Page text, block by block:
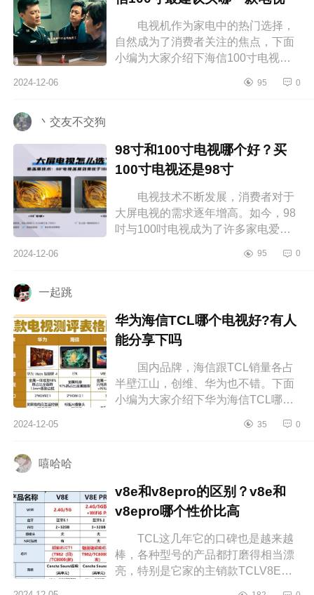
电视机作为家电中的热门选择，
自然成为了消费者关注的焦点，下面
小编为大家介绍下海信100寸电视哪
款电视 海信100寸电视哪个型号
2024-12-06 95 0
丶交友不交狗
98寸和100寸电视哪个好？买
100寸电视还是98寸
电视技术不断发展，消费者对于
大屏电视的需求逐年增高。如今，98
吋与100吋电视成为了许多家电爱好
寸和100寸电视哪个好？买100寸电视
2024-12-06 95 0
一起跳
华为海信TCL哪个电视好?有人
能分享下吗
国内品牌，海信跟TCL销量各占
半壁江山，创维、华为也不错。下面
小编为大家介绍下华为海信TCL哪个
TCL哪个电视好 一直想要一台颜
2024-12-05 35 0
嘻哈哈
v8e和v8epro的区别？v8e和
v8epro哪个性价比高
TCL这几年它的口碑也是越来越
棒，各种型号的产品都打磨得相当漂
亮，特别是它家的主销款TCLV8E，